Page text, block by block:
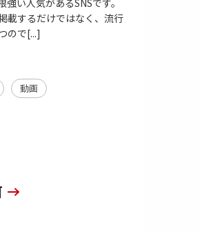
い人気があるSNSです。
載するだけではなく、流行
ので[...]
動画